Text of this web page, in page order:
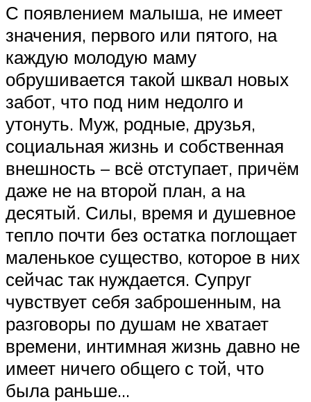
С появлением малыша, не имеет
значения, первого или пятого, на
каждую молодую маму
обрушивается такой шквал новых
забот, что под ним недолго и
утонуть. Муж, родные, друзья,
социальная жизнь и собственная
внешность – всё отступает, причём
даже не на второй план, а на
десятый. Силы, время и душевное
тепло почти без остатка поглощает
маленькое существо, которое в них
сейчас так нуждается. Супруг
чувствует себя заброшенным, на
разговоры по душам не хватает
времени, интимная жизнь давно не
имеет ничего общего с той, что
была раньше…